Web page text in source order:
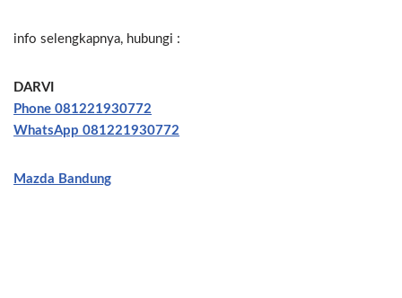
info selengkapnya, hubungi :
DARVI
Phone 081221930772
WhatsApp 081221930772
Mazda Bandung